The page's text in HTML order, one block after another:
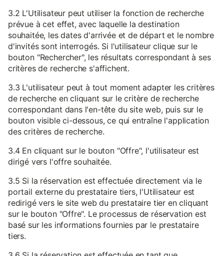
3.2 L'Utilisateur peut utiliser la fonction de recherche
prévue à cet effet, avec laquelle la destination
souhaitée, les dates d'arrivée et de départ et le nombre
d'invités sont interrogés. Si l'utilisateur clique sur le
bouton "Rechercher", les résultats correspondant à ses
critères de recherche s'affichent.
3.3 L'utilisateur peut à tout moment adapter les critères
de recherche en cliquant sur le critère de recherche
correspondant dans l'en-tête du site web, puis sur le
bouton visible ci-dessous, ce qui entraîne l'application
des critères de recherche.
3.4 En cliquant sur le bouton "Offre", l'utilisateur est
dirigé vers l'offre souhaitée.
3.5 Si la réservation est effectuée directement via le
portail externe du prestataire tiers, l'Utilisateur est
redirigé vers le site web du prestataire tier en cliquant
sur le bouton "Offre". Le processus de réservation est
basé sur les informations fournies par le prestataire
tiers.